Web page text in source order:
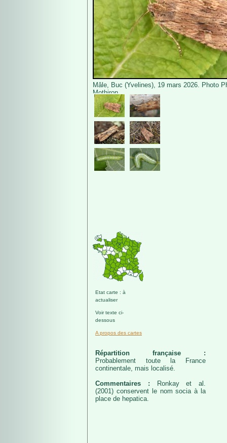
Mâle, Buc (Yvelines), 19 mars 2026. Photo
Mothiron.
Etat carte : à
actualiser
Voir texte ci-
dessous
A propos des cartes
Répartition française :
Probablement toute la France
continentale, mais localisé.
Commentaires :
Ronkay et al.
(2001) conservent le nom socia à la
place de hepatica.